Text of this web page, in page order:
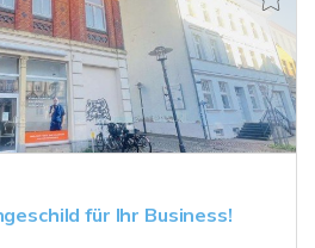
für Ihr Business!